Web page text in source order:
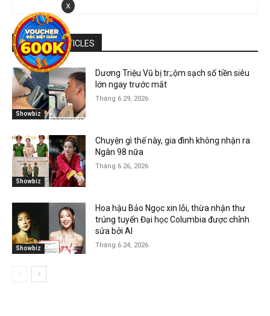
RELATED ARTICLES
Showbiz
Dương Triệu Vũ bị tr;;ộm sạch số tiền siêu
lớn ngay trước mắt
Tháng 6 29, 2026
Showbiz
Chuyện gì thế này, gia đình không nhận ra
Ngân 98 nữa
Tháng 6 26, 2026
Showbiz
Hoa hậu Bảo Ngọc xin lỗi, thừa nhận thư
trúng tuyển Đại học Columbia được chỉnh
sửa bởi AI
Tháng 6 24, 2026
x